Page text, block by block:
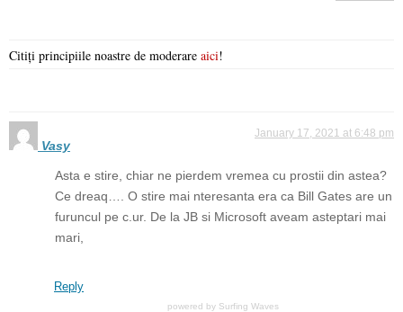
Citiți principiile noastre de moderare aici!
Vasy
January 17, 2021 at 6:48 pm
Asta e stire, chiar ne pierdem vremea cu prostii din astea?
Ce dreaq…. O stire mai nteresanta era ca Bill Gates are un
furuncul pe c.ur. De la JB si Microsoft aveam asteptari mai
mari,
Reply
powered by Surfing Waves